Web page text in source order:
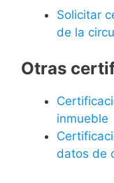
Solicitar
de la
Otras
inmueble
datos de